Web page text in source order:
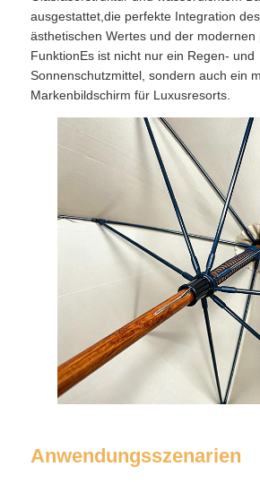
UV-beständige Sonnenschirme
Kinderschirme
Strandschirme
Kreative Regenschirme
ausgestattet,die perfekte Integration
ästhetischen Wertes und der modernen
FunktionEs ist nicht nur ein Regen- und
Sonnenschutzmittel, sondern auch ein
Markenbildschirm für Luxusresorts.
Anwendungsszenarien